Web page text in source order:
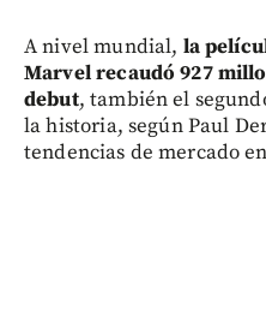
A nivel mundial, la
Marvel recaudó 927
debut, también el
la historia, según Paul
tendencias de mercado